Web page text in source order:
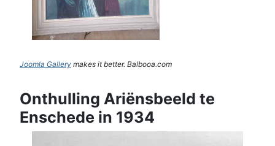
Joomla Gallery makes it better. Balbooa.com
Onthulling Ariënsbeeld te
Enschede in 1934